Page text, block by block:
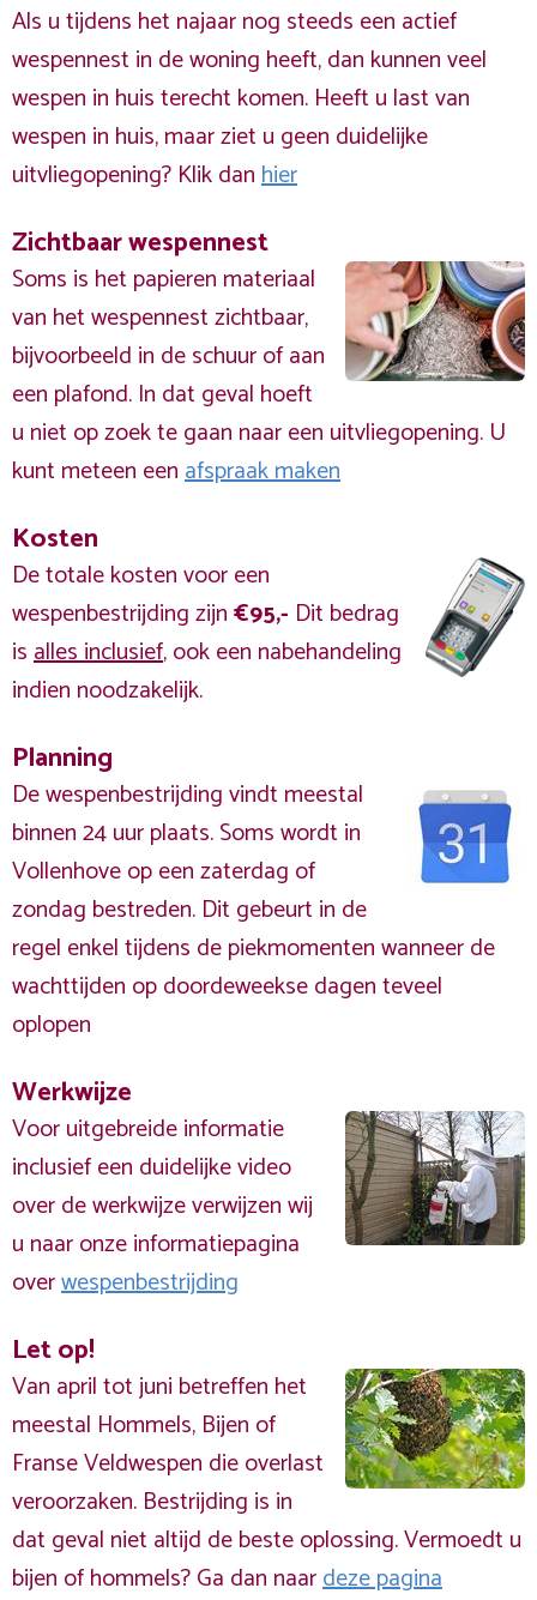
Als u tijdens het najaar nog steeds een actief
wespennest in de woning heeft, dan kunnen veel
wespen in huis terecht komen. Heeft u last van
wespen in huis, maar ziet u geen duidelijke
uitvliegopening? Klik danhier
Zichtbaar wespennest
Soms is het papieren materiaal
van het wespennest zichtbaar,
bijvoorbeeld in de schuur of aan
een plafond. In dat geval hoeft
u niet op zoek te gaan naar een uitvliegopening. U
kunt meteen eenafspraak maken
Kosten
De totale kosten voor een
wespenbestrijding zijn€95,- Dit bedrag
isalles inclusief, ook een nabehandeling
indien noodzakelijk.
Planning
De wespenbestrijding vindt meestal
binnen 24 uur plaats. Soms wordt in
Vollenhove op een zaterdag of
zondag bestreden. Dit gebeurt in de
regel enkel tijdens de piekmomenten wanneer de
wachttijden op doordeweekse dagen teveel
oplopen
Werkwijze
Voor uitgebreide informatie
inclusief een duidelijke video
over de werkwijze verwijzen wij
u naar onze informatiepagina
overwespenbestrijding
Let op!
Van april tot juni betreffen het
meestal Hommels, Bijen of
Franse Veldwespen die overlast
veroorzaken. Bestrijding is in
dat geval niet altijd de beste oplossing. Vermoedt u
bijen of hommels? Ga dan naardeze pagina